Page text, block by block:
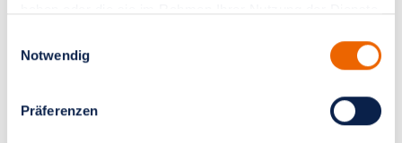
Notwendig
Präferenzen
Anästhesie in der